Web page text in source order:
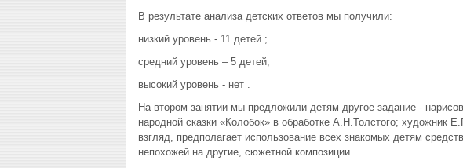
В результате анализа детских ответов мы получили:
низкий уровень - 11 детей ;
средний уровень – 5 детей;
высокий уровень - нет .
На втором занятии мы предложили детям другое задание -
народной сказки «Колобок» в обработке А.Н.Толстого; художник
взгляд, предполагает использование всех знакомых детям
непохожей на другие, сюжетной композиции.